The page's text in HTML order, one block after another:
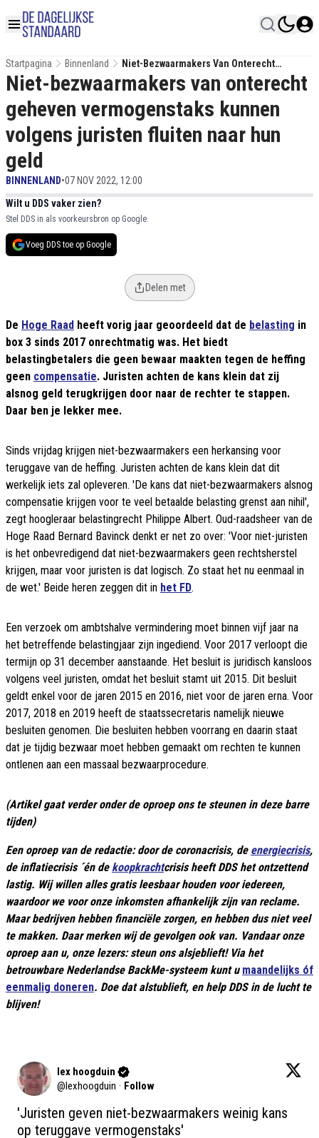
Startpagina Binnenland
Niet-Bezwaarmakers Van Onterecht
Geheven Vermogenstaks Kunnen Volgens
Juristen Fluiten Naar Hun Geld
Niet-bezwaarmakers van onterecht
geheven vermogenstaks kunnen
volgens juristen fluiten naar hun
geld
BINNENLAND•07 NOV 2022, 12:00
Wilt u DDS vaker zien?
Stel DDS in als voorkeursbron op Google.
Voeg DDS toe op Google
Delen met
De Hoge Raad heeft vorig jaar geoordeeld dat de belasting in
box 3 sinds 2017 onrechtmatig was. Het biedt
belastingbetalers die geen bewaar maakten tegen de heffing
geen compensatie. Juristen achten de kans klein dat zij
alsnog geld terugkrijgen door naar de rechter te stappen.
Daar ben je lekker mee.
Sinds vrijdag krijgen niet-bezwaarmakers een herkansing voor
teruggave van de heffing. Juristen achten de kans klein dat dit
werkelijk iets zal opleveren. 'De kans dat niet-bezwaarmakers alsnog
compensatie krijgen voor te veel betaalde belasting grenst aan nihil',
zegt hoogleraar belastingrecht Philippe Albert. Oud-raadsheer van de
Hoge Raad Bernard Bavinck denkt er net zo over: 'Voor niet-juristen
is het onbevredigend dat niet-bezwaarmakers geen rechtsherstel
krijgen, maar voor juristen is dat logisch. Zo staat het nu eenmaal in
de wet.' Beide heren zeggen dit in het FD.
Een verzoek om ambtshalve vermindering moet binnen vijf jaar na
het betreffende belastingjaar zijn ingediend. Voor 2017 verloopt die
termijn op 31 december aanstaande. Het besluit is juridisch kansloos
volgens veel juristen, omdat het besluit stamt uit 2015. Dit besluit
geldt enkel voor de jaren 2015 en 2016, niet voor de jaren erna. Voor
2017, 2018 en 2019 heeft de staatssecretaris namelijk nieuwe
besluiten genomen. Die besluiten hebben voorrang en daarin staat
dat je tijdig bezwaar moet hebben gemaakt om rechten te kunnen
ontlenen aan een massaal bezwaarprocedure.
(Artikel gaat verder onder de oproep ons te steunen in deze barre
tijden)
Een oproep van de redactie: door de coronacrisis, de energiecrisis,
de inflatiecrisis ´én de koopkrachtcrisis heeft DDS het ontzettend
lastig. Wij willen alles gratis leesbaar houden voor iedereen,
waardoor we voor onze inkomsten afhankelijk zijn van reclame.
Maar bedrijven hebben financiële zorgen, en hebben dus niet veel
te makken. Daar merken wij de gevolgen ook van. Vandaar onze
oproep aan u, onze lezers: steun ons alsjeblieft! Via het
betrouwbare Nederlandse BackMe-systeem kunt u maandelijks óf
eenmalig doneren. Doe dat alstublieft, en help DDS in de lucht te
blijven!
lex hoogduin
@ lexhoogduin · Follow
'Juristen geven niet-bezwaarmakers weinig kans